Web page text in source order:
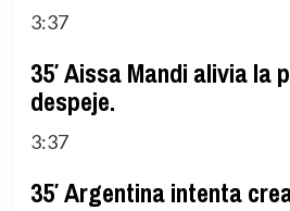
3:37
35′ Aissa Mandi alivia la
despeje.
3:37
35′ Argentina intenta